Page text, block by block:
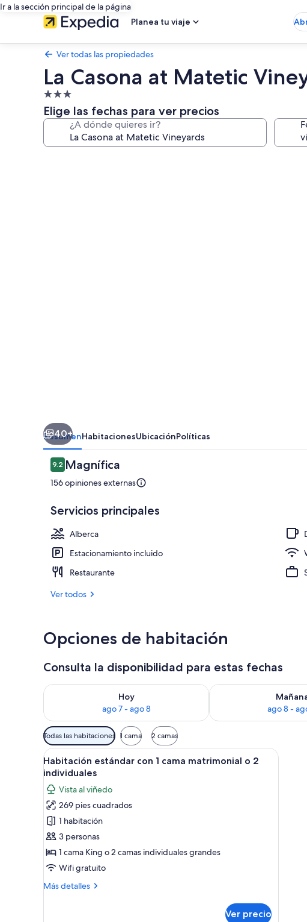
Ir a la sección principal de la página
Planea tu viaje
Ver todas las propiedades
La Casona at Matetic
Propiedad
de
3.0
estrellas
Elige las fechas para ver precios
¿A dónde quieres ir?
40+
ResumenHabitacionesUbicaciónPolíticas
Opiniones
9.29.2 de 10,
Magnífica
156 opiniones externas
Servicios principales
Alberca
Estacionamiento incluido
Restaurante
Ver todos
Opciones de habitación
Consulta la disponibilidad para estas fechas
Hoy
ago 7 - ago 8
Consulta la disponibilidad para hoy ago 7 - ago 8
ago 8 -
Consulta la
Filtros
disponibles
para
las
habitaciones
Todas las habitaciones 1 cama 2 camas
Abrir
todas
las
fotos
de
Habitación
estándar
con
1
matrimonial
Habitación estándar con 1 cama
8
Habitación estándar con 1 cama matrimonial o 2
individuales
Vista al viñedo
269 pies cuadrados
1 habitación
3 personas
1 cama King o 2 camas individuales grandes
Wifi gratuito
Más detalles
Más
Ver precio